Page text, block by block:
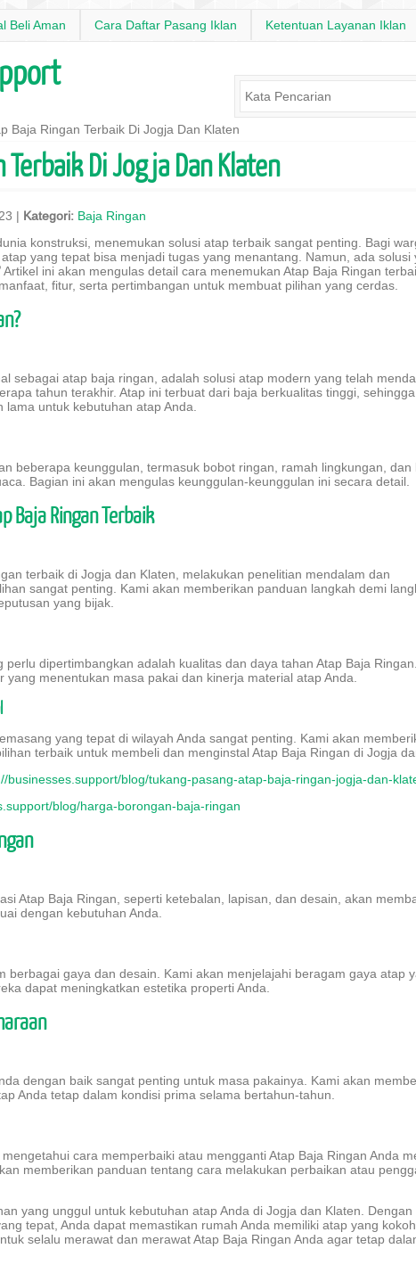
Beli Aman Cara Daftar Pasang Iklan Ketentuan Layanan Iklan
Baja Ringan Terbaik Di Jogja Dan Klaten
Terbaik Di Jogja Dan Klaten
| Kategori: Baja Ringan
konstruksi, menemukan solusi atap terbaik sangat penting. Bagi
yang tepat bisa menjadi tugas yang menantang. Namun, ada solusi
Artikel ini akan mengulas detail cara menemukan Atap Baja Ringan
fitur, serta pertimbangan untuk membuat pilihan yang cerdas.
sebagai atap baja ringan, adalah solusi atap modern yang telah
tahun terakhir. Atap ini terbuat dari baja berkualitas tinggi,
untuk kebutuhan atap Anda.
beberapa keunggulan, termasuk bobot ringan, ramah lingkungan, dan
Bagian ini akan mengulas keunggulan-keunggulan ini secara detail.
Baja Ringan Terbaik
terbaik di Jogja dan Klaten, melakukan penelitian mendalam dan
sangat penting. Kami akan memberikan panduan langkah demi
yang bijak.
perlu dipertimbangkan adalah kualitas dan daya tahan Atap Baja
menentukan masa pakai dan kinerja material atap Anda.
yang tepat di wilayah Anda sangat penting. Kami akan
terbaik untuk membeli dan menginstal Atap Baja Ringan di Jogja
businesses.support/blog/tukang-pasang-atap-baja-ringan-jogja-dan-
blog/harga-borongan-baja-ringan
Atap Baja Ringan, seperti ketebalan, lapisan, dan desain, akan
dengan kebutuhan Anda.
berbagai gaya dan desain. Kami akan menjelajahi beragam gaya atap
dapat meningkatkan estetika properti Anda.
dengan baik sangat penting untuk masa pakainya. Kami akan
Anda tetap dalam kondisi prima selama bertahun-tahun.
cara memperbaiki atau mengganti Atap Baja Ringan Anda
memberikan panduan tentang cara melakukan perbaikan atau
yang unggul untuk kebutuhan atap Anda di Jogja dan Klaten. Dengan
tepat, Anda dapat memastikan rumah Anda memiliki atap yang
selalu merawat dan merawat Atap Baja Ringan Anda agar tetap